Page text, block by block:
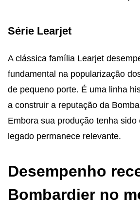
Série Learjet
A clássica família Learjet
fundamental na popularização
de pequeno porte. É uma linha
a construir a reputação da
Embora sua produção tenha sido
legado permanece relevante.
Desempenho
Bombardier no